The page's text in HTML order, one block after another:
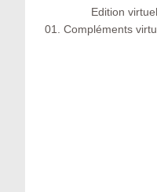
Edition
01. Compléments